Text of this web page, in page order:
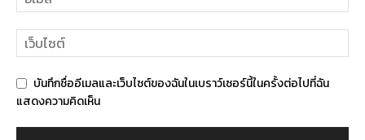
บันทึกชื่ออีเมลและเว็บไซต์ของฉันในเบราว์เซอร์นี้ในครั้งต่อไปที่ฉัน
แสดงความคิดเห็น